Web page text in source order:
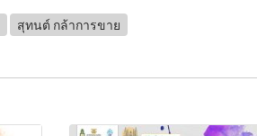
สุทนต์ กล้าการขาย